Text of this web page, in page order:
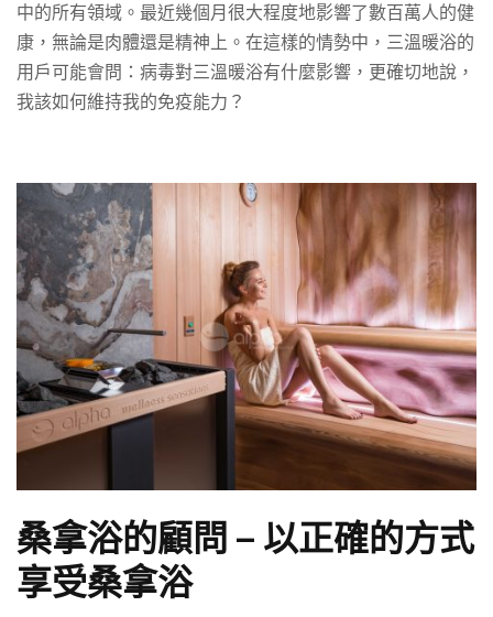
中的所有領域。最近幾個月很大程度地影響了數百萬人的健
康，無論是肉體還是精神上。在這樣的情勢中，三溫暖浴的
用戶可能會問：病毒對三溫暖浴有什麼影響，更確切地說，
我該如何維持我的免疫能力？
桑拿浴的顧問 – 以正確的方式
享受桑拿浴